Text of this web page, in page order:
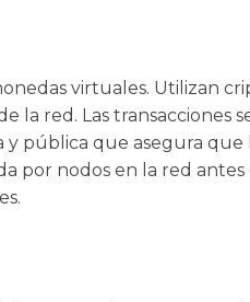
virtuales. Utilizan
la red. Las transacciones
pública que asegura que
por nodos en la red antes